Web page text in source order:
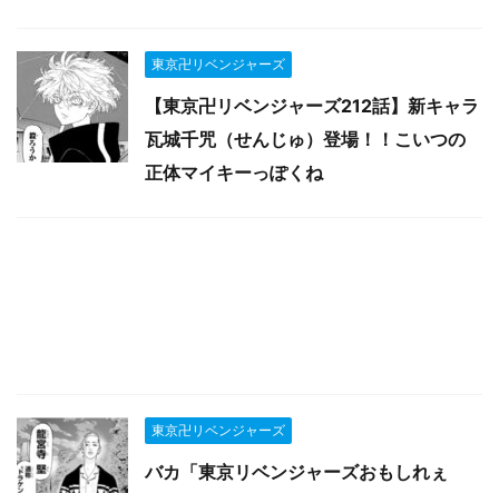
東京卍リベンジャーズ
【東京卍リベンジャーズ212話】新キャラ
瓦城千咒（せんじゅ）登場！！こいつの
正体マイキーっぽくね
東京卍リベンジャーズ
バカ「東京リベンジャーズおもしれぇ